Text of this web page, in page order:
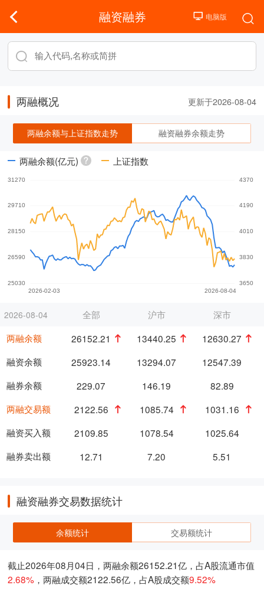
融资融券
两融概况 更新于2026-08-04
两融余额与上证指数走势 融资融券余额走势
两融余额(亿元) 上证指数
2026-08-04
两融余额
融资余额
融券余额
两融交易额
融资买入额
融券卖出额
全部 沪市
深市
26152.21
13440.25
12630.27
25923.14
13294.07
12547.39
229.07
146.19
82.89
2122.56
1085.74
1031.16
2109.85
1078.54
1025.64
12.71
7.20 5.51
融资融券交易数据统计
余额统计 交易额统计
截止2026年08月04日，两融余额26152.21亿，占A股流通市值
2.68% ，两融成交额2122.56亿，占A股成交额9.52%